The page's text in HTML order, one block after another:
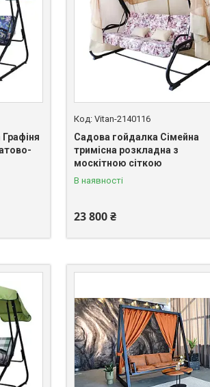
Vitan-2140116
Садова гойдалка Сімейна
тримісна розкладна з
москітною сіткою
В наявності
23 800 ₴